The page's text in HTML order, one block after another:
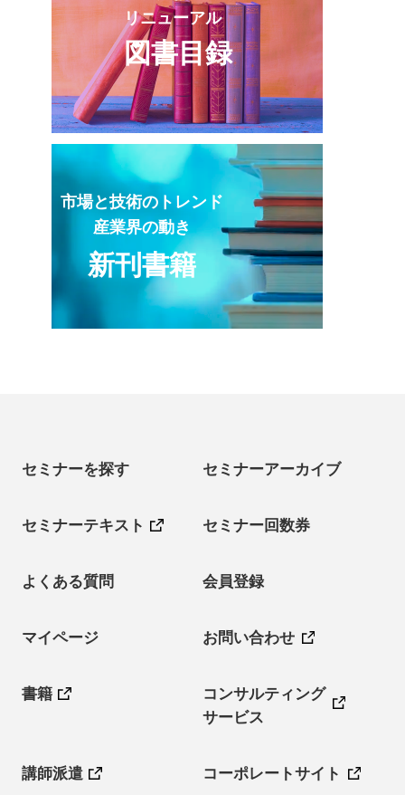
リニューアル
図書目録
市場と技術のトレンド
産業界の動き
新刊書籍
セミナーを探す セミナーアーカイブ
セミナーテキスト セミナー回数券
よくある質問 会員登録
マイページ お問い合わせ
書籍
コンサルティング
サービス
講師派遣 コーポレートサイト